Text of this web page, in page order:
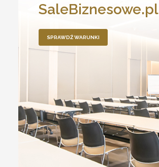
SaleBiznesowe.pl
SPRAWDŹ WARUNKI